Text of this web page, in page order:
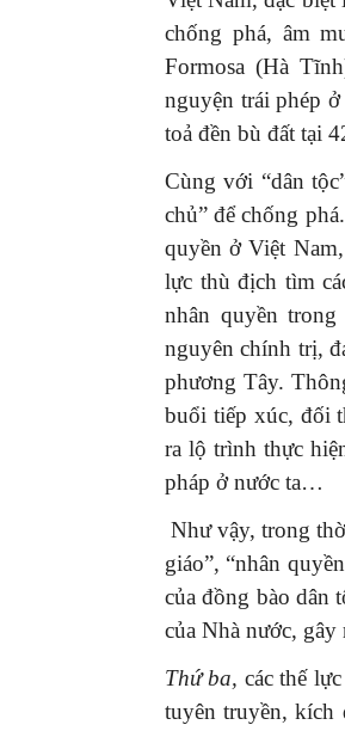
chống phá, âm
Formosa (Hà
nguyện trái phép
toả đền bù đất tại
Cùng với “dân
chủ” để chống
quyền ở Việt
lực thù địch tìm
nhân quyền
nguyên chính trị,
phương Tây.
buổi tiếp xúc, đối
ra lộ trình thực
pháp ở nước ta…
Như vậy, trong
giáo”, “nhân
của đồng bào dân
của Nhà nước,
Thứ ba, các thế
tuyên truyền, kích
16/